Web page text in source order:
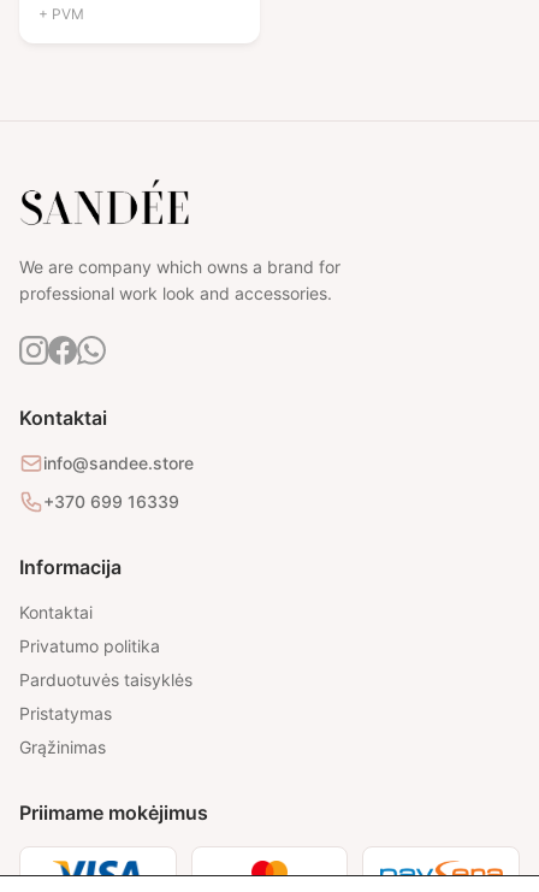
+ PVM
We are company which owns a brand for
professional work look and accessories.
Kontaktai
info@sandee.store
+370 699 16339
Informacija
Kontaktai
Privatumo politika
Parduotuvės taisyklės
Pristatymas
Grąžinimas
Priimame mokėjimus